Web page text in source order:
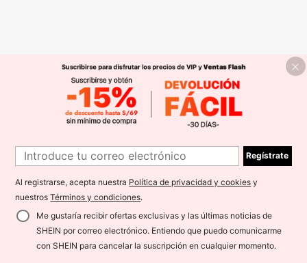
Regístrate
Al registrarse, acepta nuestra Política de privacidad y cookies y
nuestrosTérminos y condiciones.
Me gustaría recibir ofertas exclusivas y las últimas noticias de
SHEIN por correo electrónico. Entiendo que puedo comunicarme
con SHEIN para cancelar la suscripción en cualquier momento.